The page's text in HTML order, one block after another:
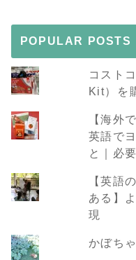
POPULAR POSTS
コスト
Kit）を
【海外
英語で
と｜必
【英語
ある】
現
かぼち